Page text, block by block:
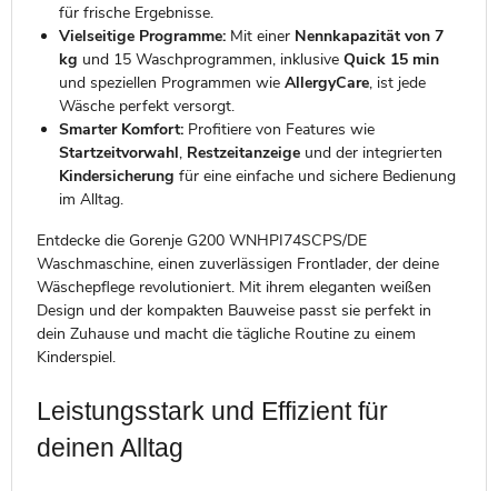
für frische Ergebnisse.
Vielseitige Programme:Mit einer Nennkapazität von 7
kg und 15 Waschprogrammen, inklusive Quick 15 min
und speziellen Programmen wie AllergyCare, ist jede
Wäsche perfekt versorgt.
Smarter Komfort:Profitiere von Features wie
Startzeitvorwahl, Restzeitanzeigeund der integrierten
Kindersicherung für eine einfache und sichere Bedienung
im Alltag.
Entdecke die Gorenje G200 WNHPI74SCPS/DE
Waschmaschine, einen zuverlässigen Frontlader, der deine
Wäschepflege revolutioniert. Mit ihrem eleganten weißen
Design und der kompakten Bauweise passt sie perfekt in
dein Zuhause und macht die tägliche Routine zu einem
Kinderspiel.
Leistungsstark und Effizient für
deinen Alltag